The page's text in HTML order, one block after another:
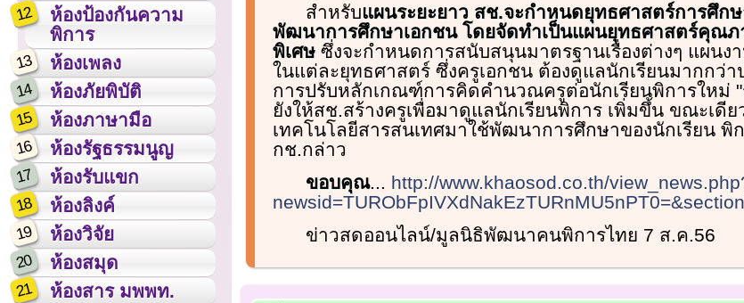
12
ห้องป้องกันความ
พิการ
13 ห้องเพลง
14 ห้องภัยพิบัติ
15 ห้องภาษามือ
16 ห้องรัฐธรรมนูญ
17 ห้องรับแขก
18 ห้องลิงค์
19 ห้องวิจัย
20 ห้องสมุด
21 ห้องสาร มพพท.
สำหรับแผนระยะยาว สช.จะกำหนดยุทธศาสตร์การศึก
พัฒนาการศึกษาเอกชน โดยจัดทำเป็นแผนยุทธศาสตร์คุณภ
พิเศษ ซึ่งจะกำหนดการสนับสนุนมาตรฐานเรื่องต่างๆ แผนง
ในแต่ละยุทธศาสตร์ ซึ่งครูเอกชน ต้องดูแลนักเรียนมากกว่า
การปรับหลักเกณฑ์การคิดคำนวณครูต่อนักเรียนพิการใหม่
ยังให้สช.สร้างครูเพื่อมาดูแลนักเรียนพิการ เพิ่มขึ้น ขณะเดีย
เทคโนโลยีสารสนเทศมาใช้พัฒนาการศึกษาของนักเรียน พิ
กช.กล่าว
ขอบคุณ... http://www.khaosod.co.th/
ข่าวสดออนไลน์/มูลนิธิพัฒนาคนพิการไทย 7 ส.ค.56